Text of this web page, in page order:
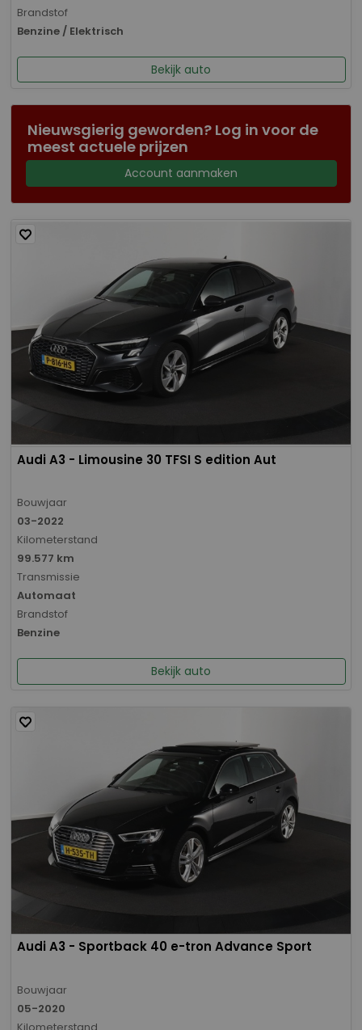
Brandstof
Benzine / Elektrisch
Bekijk auto
Nieuwsgierig geworden? Log in voor de
meest actuele prijzen
Account aanmaken
Audi A3 - Limousine 30 TFSI S edition Aut
Bouwjaar
03-2022
Kilometerstand
99.577 km
Transmissie
Automaat
Brandstof
Benzine
Bekijk auto
Audi A3 - Sportback 40 e-tron Advance Sport
Bouwjaar
05-2020